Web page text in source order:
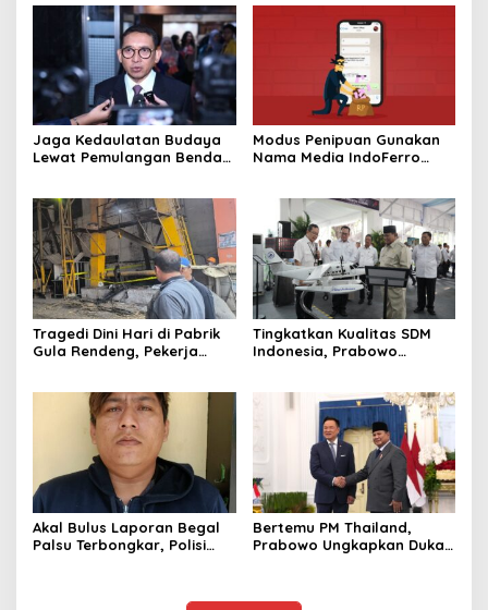
Jaga Kedaulatan Budaya
Lewat Pemulangan Benda
Modus Penipuan Gunakan
Nama Media IndoFerro
Tragedi Dini Hari di Pabrik
Gula Rendeng, Pekerja
Tingkatkan Kualitas SDM
Indonesia, Prabowo
Terbaik Dunia
Akal Bulus Laporan Begal
Palsu Terbongkar, Polisi
Bertemu PM Thailand,
Prabowo Ungkapkan Duka